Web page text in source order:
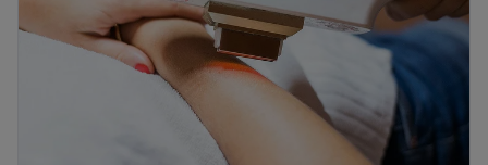
Sabato
09:00
16:00
Domenica
Chiuso
Estetica Erboristeria Svizzera, si trova in P.za Sandro
Pertini 38, a Savona. Dalla sua apertura, titolare e
collaboratori, si prendono cura della persona con